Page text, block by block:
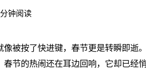
钟阅读
像被按了快进键，春节更是转瞬即逝
春节的热闹还在耳边回响，它却已经